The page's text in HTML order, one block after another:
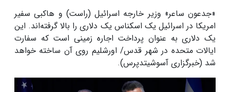
«جدعون ساعر» وزیر خارجه اسرائیل (راست) و هاکبی سفیر
امریکا در اسرائیل یک اسکناس یک دلاری را بالا گرفته‌اند. این
یک دلاری به عنوان پرداخت اجاره زمینی است که سفارت
ایالات متحده در شهر قدس/ اورشلیم روی آن ساخته خواهد
شد (خبرگزاری آسوشیتدپرس).